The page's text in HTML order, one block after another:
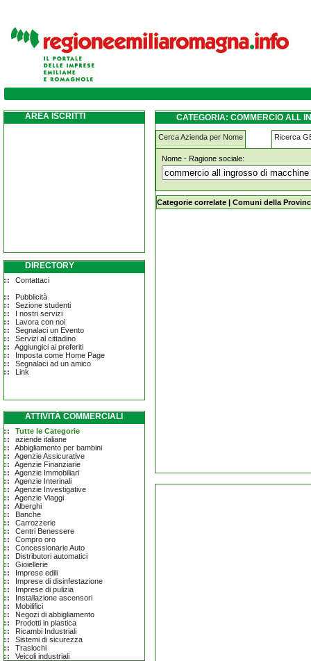
commercio-all-ingrosso-di-macchine-per-
casalgrande
AREA ISCRITTI
DIRECTORY
Contattaci
Pubblicità
Sezione studenti
I nostri servizi
Lavora con noi
Segnalaci un Evento
Servizi al cittadino
Aggiungici ai preferiti
Imposta come Home Page
Segnalaci ad un amico
Link
ATTIVITÀ COMMERCIALI
Tutte le Categorie
aziende italiane
Abbigliamento per bambini
Agenzie Assicurative
Agenzie Finanziarie
Agenzie Immobiliari
Agenzie Interinali
Agenzie Investigative
Agenzie Viaggi
Alberghi
Banche
Carrozzerie
Centri Benessere
Compro oro
Concessionarie Auto
Distributori automatici
Gioiellerie
Imprese edili
Imprese di disinfestazione
Imprese di pulizia
Installazione ascensori
Mobilifici
Negozi di abbigliamento
Prodotti in plastica
Ricambi Industriali
Sistemi di sicurezza
Traslochi
Veicoli industriali
CATEGORIA: COMMERCIO ALL
CASALGRANDE
Cerca Azienda per Nome Ricerca
Nome - Ragione sociale:
commercio-all-ingrosso-di-
Categorie correlate | Comuni della